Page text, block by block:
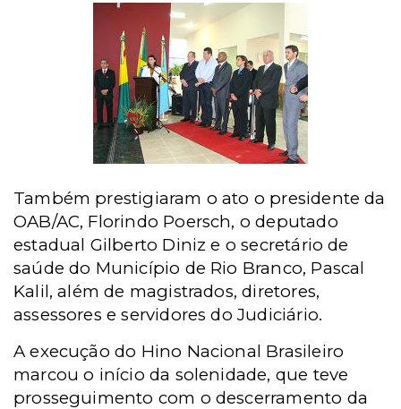
Também prestigiaram o ato o presidente da
OAB/AC, Florindo Poersch, o deputado
estadual Gilberto Diniz e o secretário de
saúde do Município de Rio Branco, Pascal
Kalil, além de magistrados, diretores,
assessores e servidores do Judiciário.
A execução do Hino Nacional Brasileiro
marcou o início da solenidade, que teve
prosseguimento com o descerramento da